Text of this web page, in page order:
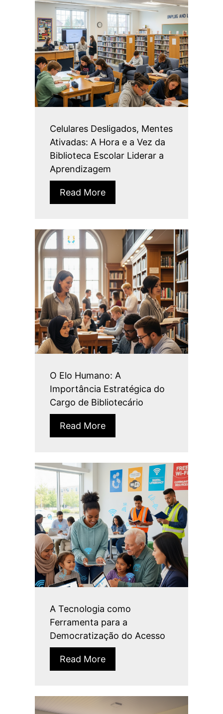
Celulares Desligados, Mentes
Ativadas: A Hora e a Vez da
Biblioteca Escolar Liderar a
Aprendizagem
Read More
O Elo Humano: A
Importância Estratégica do
Cargo de Bibliotecário
Read More
A Tecnologia como
Ferramenta para a
Democratização do Acesso
Read More